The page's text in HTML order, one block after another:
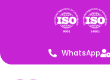
WhatsApp